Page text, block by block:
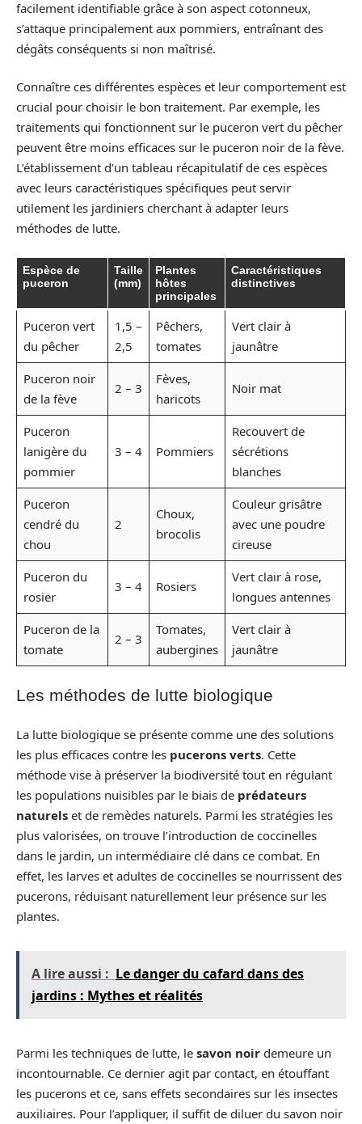
facilement identifiable grâce à son aspect cotonneux,
s’attaque principalement aux pommiers, entraînant des
dégâts conséquents si non maîtrisé.
Connaître ces différentes espèces et leur comportement est
crucial pour choisir le bon traitement. Par exemple, les
traitements qui fonctionnent sur le puceron vert du pêcher
peuvent être moins efficaces sur le puceron noir de la fève.
L’établissement d’un tableau récapitulatif de ces espèces
avec leurs caractéristiques spécifiques peut servir
utilement les jardiniers cherchant à adapter leurs
méthodes de lutte.
Espèce de
puceron
Taille
(mm)
Plantes
hôtes
principales
Caractéristiques
distinctives
Puceron vert
du pêcher
1,5 –
2,5
Pêchers,
tomates
Vert clair à
jaunâtre
Puceron noir
de la fève
2 – 3
Fèves,
haricots
Noir mat
Puceron
lanigère du
pommier
3 – 4 Pommiers
Recouvert de
sécrétions
blanches
Puceron
cendré du
chou
2
Choux,
brocolis
Couleur grisâtre
avec une poudre
cireuse
Puceron du
rosier
3 – 4 Rosiers
Vert clair à rose,
longues antennes
Puceron de la
tomate
2 – 3
Tomates,
aubergines
Vert clair à
jaunâtre
Les méthodes de lutte biologique
La lutte biologique se présente comme une des solutions
les plus efficaces contre les pucerons verts. Cette
méthode vise à préserver la biodiversité tout en régulant
les populations nuisibles par le biais de prédateurs
naturels et de remèdes naturels. Parmi les stratégies les
plus valorisées, on trouve l’introduction de coccinelles
dans le jardin, un intermédiaire clé dans ce combat. En
effet, les larves et adultes de coccinelles se nourrissent des
pucerons, réduisant naturellement leur présence sur les
plantes.
A lire aussi : Le danger du cafard dans des
jardins : Mythes et réalités
Parmi les techniques de lutte, le savon noir demeure un
incontournable. Ce dernier agit par contact, en étouffant
les pucerons et ce, sans effets secondaires sur les insectes
auxiliaires. Pour l’appliquer, il suffit de diluer du savon noir